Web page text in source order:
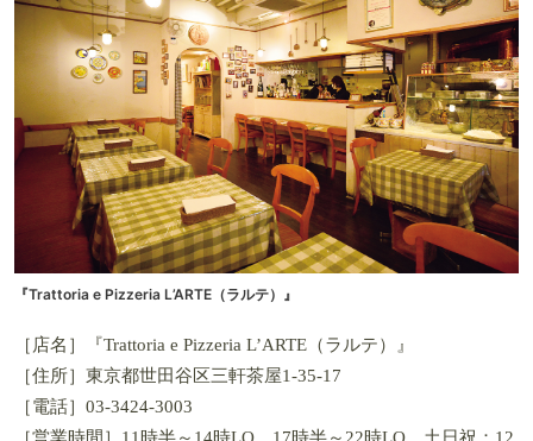
『Trattoria e Pizzeria L’ARTE（ラルテ）』
［店名］『Trattoria e Pizzeria L’ARTE（ラルテ）』
［住所］東京都世田谷区三軒茶屋1-35-17
［電話］03-3424-3003
［営業時間］11時半～14時LO、17時半～22時LO、土日祝：12